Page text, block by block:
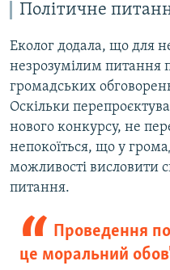
Політичне
Еколог додала, що для
незрозумілим питання
громадських
Оскільки
нового конкурсу, не
непокоїться, що у
можливості висловити
питання.
Проведення
це моральний